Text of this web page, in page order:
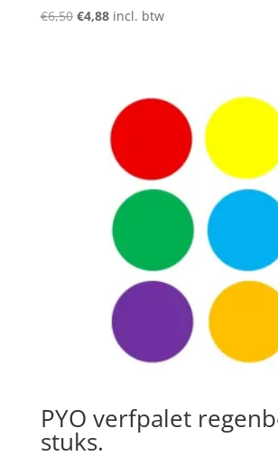
€6,50 Oorspronkelijke
€4,88Huidige
incl. btw
PYO verfpalet
stuks.